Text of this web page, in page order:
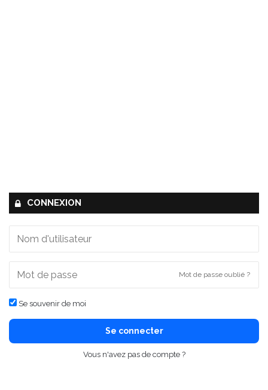
CONNEXION
Mot de passe oublié ?
Se souvenir de moi
Se connecter
Vous n'avez pas de compte ?